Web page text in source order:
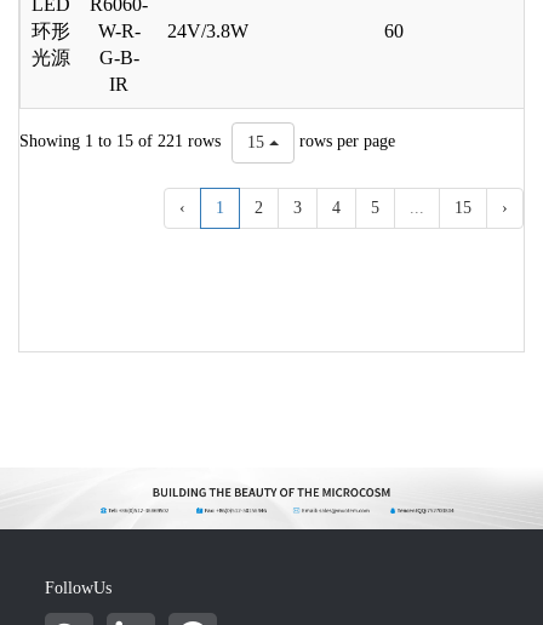
LED
环形
光源
R6060-
W-R-
G-B-
IR
24V/3.8W 60
Showing 1 to 15 of 221 rows 15 rows per page
‹ 1 2 3 4 5 15 ›
FollowUs